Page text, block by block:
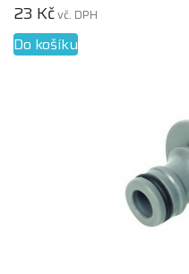
23 Kčvč. DPH
Do košíku